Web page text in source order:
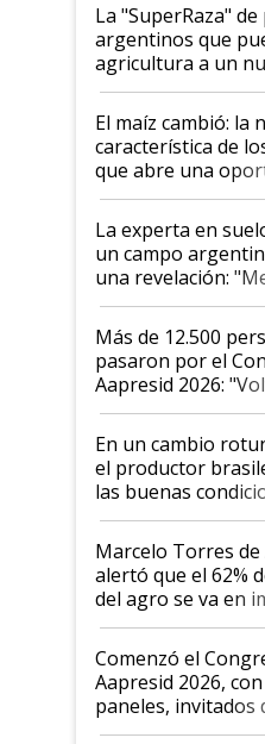
La "SuperRaza"
argentinos que
agricultura a un
posibilidades de
infinitas"
El maíz cambió: la
característica de
que abre una
el lote
La experta en
un campo
una revelación:
impresionó
Más de 12.500
pasaron por el
Aapresid 2026:
demostrar que
suelo es hablar de
sistema
En un cambio
el productor
las buenas
agro argentino
"Los veo más
Marcelo Torres de
alertó que el 62%
del agro se va en
"No es bueno que
Argentina se sigan
las mismas cosas
años"
Comenzó el
Aapresid 2026,
paneles, invitados
todas las